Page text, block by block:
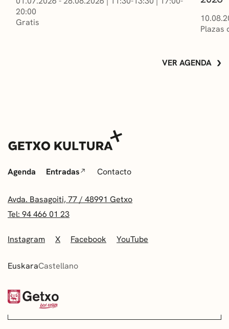
20:00
Gratis
Plazas
VER AGENDA
Agenda Entradas Contacto
Avda. Basagoiti, 77 / 48991 Getxo
Tel: 94 466 01 23
Instagram X Facebook YouTube
EuskaraCastellano